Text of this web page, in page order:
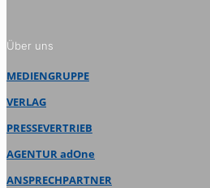
Über uns
MEDIENGRUPPE
VERLAG
PRESSEVERTRIEB
AGENTUR adOne
ANSPRECHPARTNER